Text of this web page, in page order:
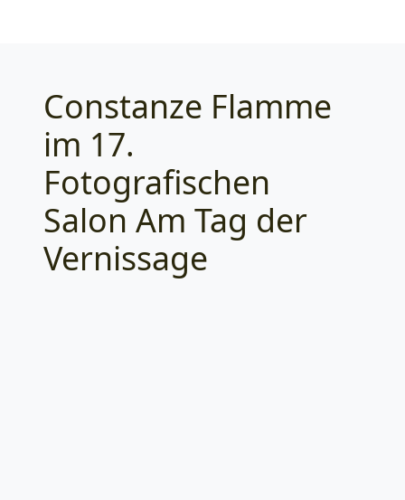
Categories
Constanze Flamme
im 17.
Fotografischen
Salon Am Tag der
Vernissage